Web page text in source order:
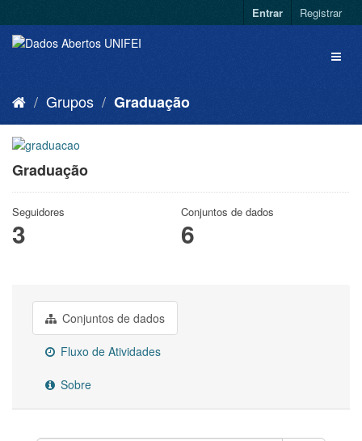
Entrar Registrar
Grupos Graduação
Graduação
Seguidores
3
Conjuntos de dados
6
Conjuntos de dados
Fluxo de Atividades
Sobre